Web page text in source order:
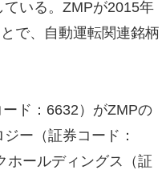
いる。ZMPが2015年
で、自動運転関連銘柄
ド：6632）がZMPの
ー（証券コード：
ホールディングス（証